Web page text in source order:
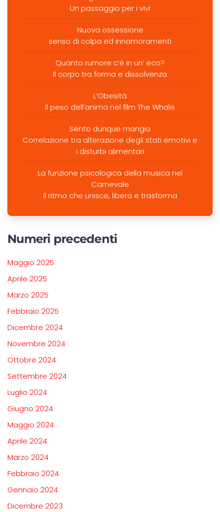
Un passaggio per i vivi
Nuova ossessione
senso di colpa ed innamoramenti
Quanto rumore c’è in un’ eco?
Il corpo tra forma e dissolvenza
L’Obesità
Il peso dell’anima nel film The Whale
Sento dunque mangio
Correlazione tra alterazione degli stati emotivi e
i disturbi alimentari
La funzione psicologica della musica nel
Carnevale
Il ritmo che unisce, libera e trasforma
Numeri precedenti
Maggio 2025
Aprile 2025
Marzo 2025
Febbraio 2025
Dicembre 2024
Novembre 2024
Ottobre 2024
Settembre 2024
Luglio 2024
Giugno 2024
Maggio 2024
Aprile 2024
Marzo 2024
Febbraio 2024
Gennaio 2024
Dicembre 2023